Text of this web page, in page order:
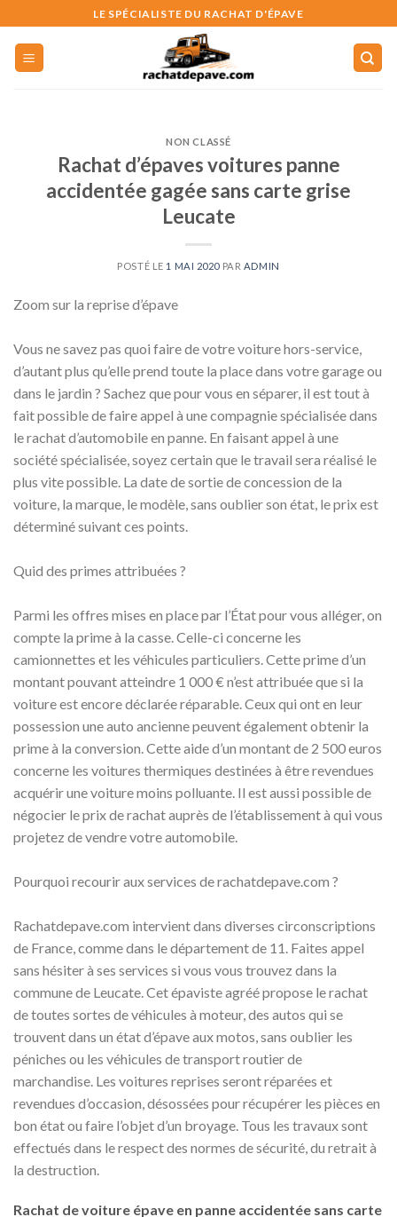
to
content
LE SPÉCIALISTE DU RACHAT D'ÉPAVE
NON CLASSÉ
Rachat d’épaves voitures panne
accidentée gagée sans carte grise
Leucate
POSTÉ LE 1 MAI 2020 PAR ADMIN
Zoom sur la reprise d’épave
Vous ne savez pas quoi faire de votre voiture hors-service,
d’autant plus qu’elle prend toute la place dans votre garage ou
dans le jardin ? Sachez que pour vous en séparer, il est tout à
fait possible de faire appel à une compagnie spécialisée dans
le rachat d’automobile en panne. En faisant appel à une
société spécialisée, soyez certain que le travail sera réalisé le
plus vite possible. La date de sortie de concession de la
voiture, la marque, le modèle, sans oublier son état, le prix est
déterminé suivant ces points.
Quid des primes attribuées ?
Parmi les offres mises en place par l’État pour vous alléger, on
compte la prime à la casse. Celle-ci concerne les
camionnettes et les véhicules particuliers. Cette prime d’un
montant pouvant atteindre 1 000 € n’est attribuée que si la
voiture est encore déclarée réparable. Ceux qui ont en leur
possession une auto ancienne peuvent également obtenir la
prime à la conversion. Cette aide d’un montant de 2 500 euros
concerne les voitures thermiques destinées à être revendues
acquérir une voiture moins polluante. Il est aussi possible de
négocier le prix de rachat auprès de l’établissement à qui vous
projetez de vendre votre automobile.
Pourquoi recourir aux services de rachatdepave.com ?
Rachatdepave.com intervient dans diverses circonscriptions
de France, comme dans le département de 11. Faites appel
sans hésiter à ses services si vous vous trouvez dans la
commune de Leucate. Cet épaviste agréé propose le rachat
de toutes sortes de véhicules à moteur, des autos qui se
trouvent dans un état d’épave aux motos, sans oublier les
péniches ou les véhicules de transport routier de
marchandise. Les voitures reprises seront réparées et
revendues d’occasion, désossées pour récupérer les pièces en
bon état ou faire l’objet d’un broyage. Tous les travaux sont
effectués dans le respect des normes de sécurité, du retrait à
la destruction.
Rachat de voiture épave en panne accidentée sans carte